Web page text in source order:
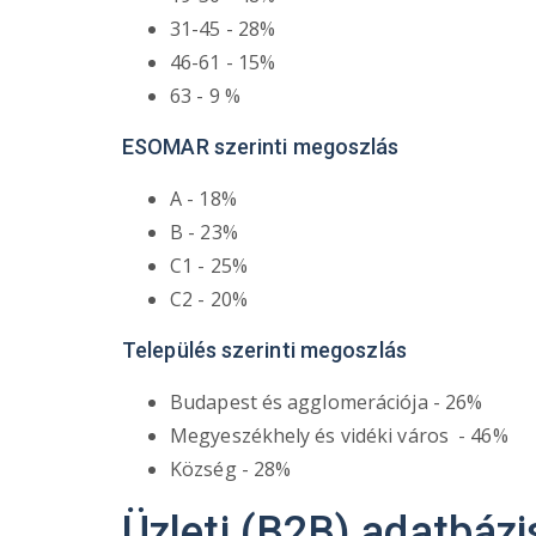
31-45 - 28%
46-61 - 15%
63 - 9 %
ESOMAR szerinti megoszlás
A - 18%
B - 23%
C1 - 25%
C2 - 20%
Település szerinti megoszlás
Budapest és agglomerációja - 26%
Megyeszékhely és vidéki város - 46%
Község - 28%